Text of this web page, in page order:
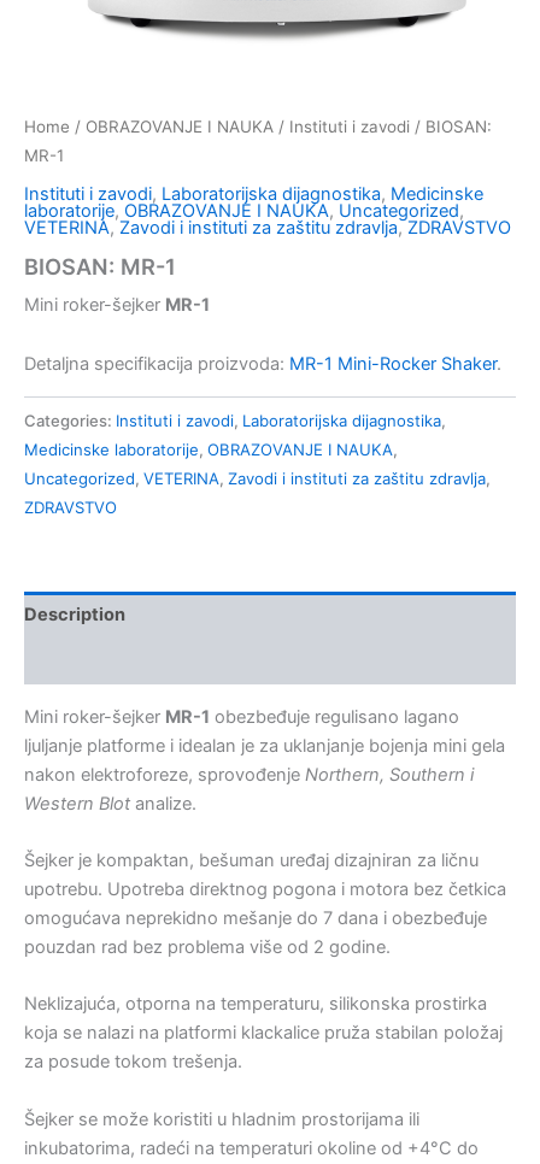
Home / OBRAZOVANJE I NAUKA / Instituti i zavodi / BIOSAN:
MR-1
Instituti i zavodi, Laboratorijska dijagnostika, Medicinske
laboratorije, OBRAZOVANJE I NAUKA, Uncategorized,
VETERINA,Zavodi i instituti za zaštitu zdravlja,ZDRAVSTVO
BIOSAN: MR-1
Mini roker-šejker MR-1
Detaljna specifikacija proizvoda: MR-1 Mini-Rocker Shaker.
Categories: Instituti i zavodi, Laboratorijska dijagnostika,
Medicinske laboratorije, OBRAZOVANJE I NAUKA,
Uncategorized, VETERINA, Zavodi i instituti za zaštitu zdravlja,
ZDRAVSTVO
Description
Mini roker-šejker MR-1 obezbeđuje regulisano lagano
ljuljanje platforme i idealan je za uklanjanje bojenja mini gela
nakon elektroforeze, sprovođenje Northern, Southern i
Western Blot analize.
Šejker je kompaktan, bešuman uređaj dizajniran za ličnu
upotrebu. Upotreba direktnog pogona i motora bez četkica
omogućava neprekidno mešanje do 7 dana i obezbeđuje
pouzdan rad bez problema više od 2 godine.
Neklizajuća, otporna na temperaturu, silikonska prostirka
koja se nalazi na platformi klackalice pruža stabilan položaj
za posude tokom trešenja.
Šejker se može koristiti u hladnim prostorijama ili
inkubatorima, radeći na temperaturi okoline od +4°C do